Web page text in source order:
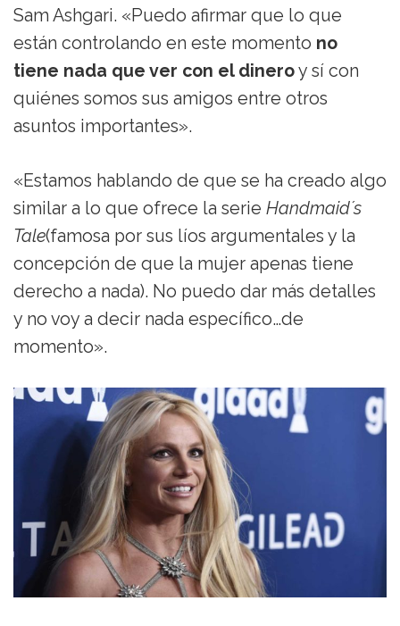
Sam Ashgari. «Puedo afirmar que lo que
están controlando en este momento no
tiene nada que ver con el dineroy sí con
quiénes somos sus amigos entre otros
asuntos importantes».
«Estamos hablando de que se ha creado algo
similar a lo que ofrece la serie Handmaid´s
Tale(famosa por sus líos argumentales y la
concepción de que la mujer apenas tiene
derecho a nada). No puedo dar más detalles
y no voy a decir nada específico…de
momento».